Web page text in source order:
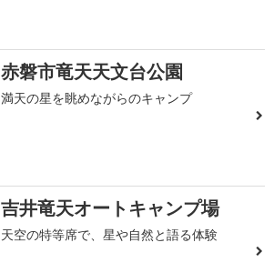
赤磐市竜天天文台公園
満天の星を眺めながらのキャンプ
吉井竜天オートキャンプ場
天空の特等席で、星や自然と語る体験